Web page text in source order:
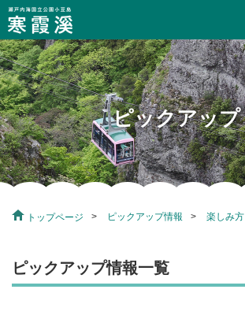
ピックアップ
トップページ ピックアップ情報 楽しみ方
ピックアップ情報一覧